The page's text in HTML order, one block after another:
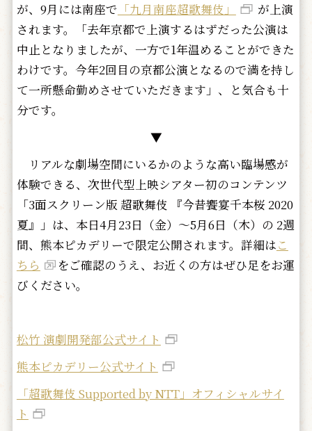
が、9月には南座で 「九月南座超歌舞伎」
が上演
されます。「去年京都で上演するはずだった公演は
中止となりましたが、一方で1年温めることができた
わけです。今年2回目の京都公演となるので満を持し
て一所懸命勤めさせていただきます」、と気合も十
分です。
▼
リアルな劇場空間にいるかのような高い臨場感が
体験できる、次世代型上映シアター初のコンテンツ
「3面スクリーン版 超歌舞伎 『今昔饗宴千本桜 2020
夏』」は、本日4月23日（金）～5月6日（木）の 2週
間、熊本ピカデリーで限定公開されます。詳細はこ
ちら
をご確認のうえ、お近くの方はぜひ足をお運
びください。
松竹 演劇開発部公式サイト
熊本ピカデリー公式サイト
「超歌舞伎 Supported by NTT」オフィシャルサイ
ト